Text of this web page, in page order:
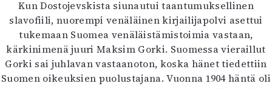
Kun Dostojevskista siunautui taantumuksellinen
slavofiili, nuorempi venäläinen kirjailijapolvi asettui
tukemaan Suomea venäläistämistoimia vastaan,
kärkinimenä juuri Maksim Gorki. Suomessa vieraillut
Gorki sai juhlavan vastaanoton, koska hänet tiedettiin
Suomen oikeuksien puolustajana. Vuonna 1904 häntä oli